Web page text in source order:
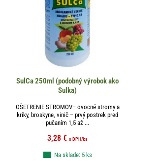
SulCa 250ml (podobný výrobok ako
Sulka)
OŠETRENIE STROMOV– ovocné stromy a
kríky, broskyne, vinič – prvý postrek pred
pučaním 1,5 až ...
3,28€ s DPH/ks
Na sklade: 5 ks